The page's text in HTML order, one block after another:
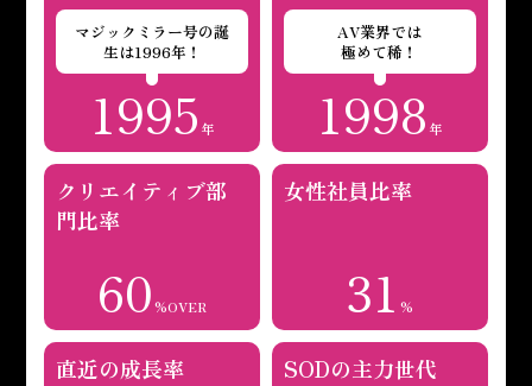
マジックミラー号の誕
生は1996年！
1995 年
AV業界では
極めて稀！
1998 年
クリエイティブ部
門比率
60%OVER
女性社員比率
31 %
直近の成長率 SODの主力世代